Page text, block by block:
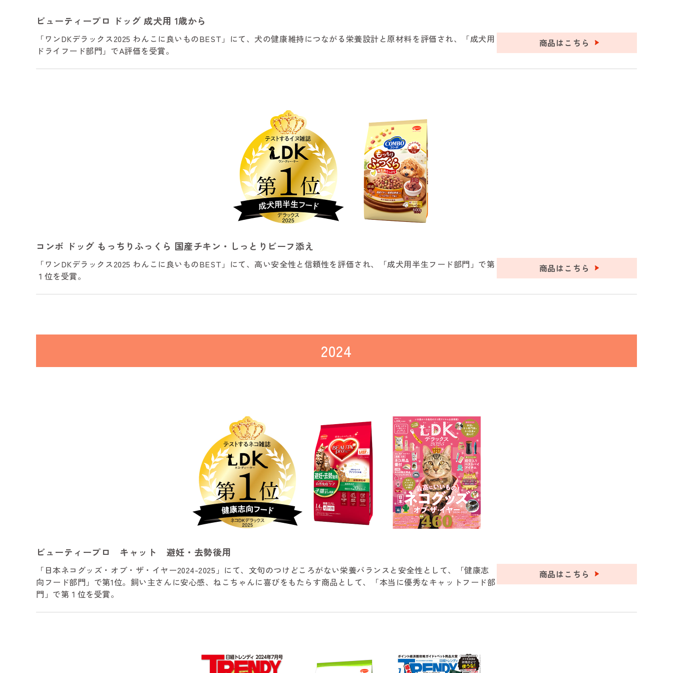
ビューティープロ ドッグ 成犬用 1歳から
「ワンDKデラックス2025 わんこに良いものBEST」にて、犬の健康維持につながる栄養設計と原材料を評価され、「成犬用
ドライフード部門」でA評価を受賞。
商品はこちら
コンボ ドッグ もっちりふっくら 国産チキン・しっとりビーフ添え
「ワンDKデラックス2025 わんこに良いものBEST」にて、高い安全性と信頼性を評価され、「成犬用半生フード部門」で第
１位を受賞。
商品はこちら
2024
ビューティープロ キャット 避妊・去勢後用
「日本ネコグッズ・オブ・ザ・イヤー2024-2025」にて、文句のつけどころがない栄養バランスと安全性として、「健康志
向フード部門」で第1位。飼い主さんに安心感、ねこちゃんに喜びをもたらす商品として、「本当に優秀なキャットフード部
門」で第１位を受賞。
商品はこちら